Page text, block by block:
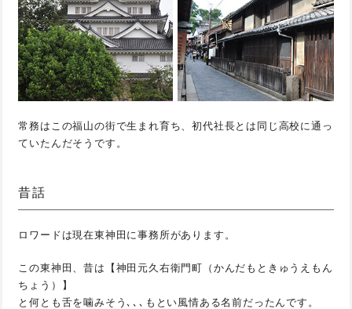
常務はこの福山の街で生まれ育ち、初代社長とは同じ高校に通っ
ていたんだそうです。
昔話
ロワードは現在東神田に事務所があります。
この東神田、昔は【神田元久右衛門町（かんだもときゅうえもん
ちょう）】
と何とも舌を噛みそう､､､もとい風情ある名前だったんです。